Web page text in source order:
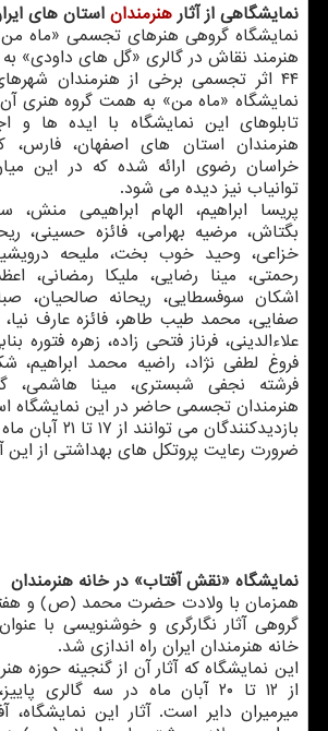
نمایشگاهی از آثارهنرمندان استان های
هنرمند نقاش در گالری «گل های داودی»
۴۴ اثر تجسمی برخی از هنرمندان
نمایشگاه «ماه من» به همت گروه هنری آن
تابلوهای این نمایشگاه با ایده ها و
هنرمندان استان های اصفهان، فارس،
خراسان رضوی ارائه شده که در این
توانیاب نیز دیده می شود.
پریسا ابراهیم، الهام ابراهیمی منش،
بگتاش، مرضیه بهرامی، فائزه حسینی،
خزاعی، وحید خوب بخت، ملیحه
رحمتی، مینا رضایی، ملیکا رمضانی،
اشکان سوفسطایی، ریحانه صالحیان،
صفایی، محمد طیب طاهر، فائزه عارف نیا،
علاءالدینی، فرناز فتحی زاده، زهره فتوره
فروغ لطفی نژاد، راضیه محمد ابراهیم،
فرشته نجفی شبستری، مینا هاشمی،
هنرمندان تجسمی حاضر در این نمایشگاه
ضرورت رعایت پروتکل های بهداشتی از این
نمایشگاه «نقش آفتاب» در خانه هنرمندان
همزمان با ولادت حضرت محمد (ص) و
گروهی آثار نگارگری و خوشنویسی با
خانه هنرمندان ایران راه اندازی شد.
این نمایشگاه که آثار آن از گنجینه حوزه
از ۱۲ تا ۲۰ آبان ماه در سه گالری
میرمیران دایر است. آثار این